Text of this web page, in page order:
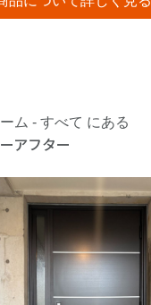
ム - すべて にある
アフター